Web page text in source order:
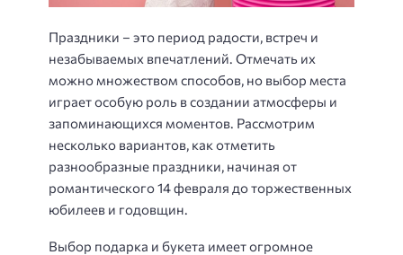
Праздники – это период радости, встреч и
незабываемых впечатлений. Отмечать их
можно множеством способов, но выбор места
играет особую роль в создании атмосферы и
запоминающихся моментов. Рассмотрим
несколько вариантов, как отметить
разнообразные праздники, начиная от
романтического 14 февраля до торжественных
юбилеев и годовщин.
Выбор подарка и букета имеет огромное